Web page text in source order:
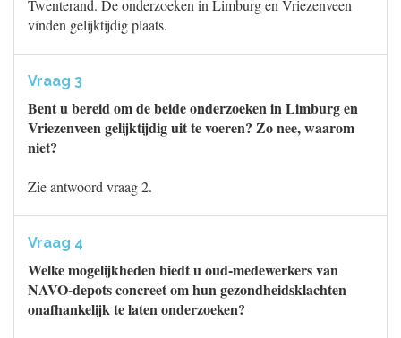
Twenterand. De onderzoeken in Limburg en Vriezenveen
vinden gelijktijdig plaats.
Vraag 3
Bent u bereid om de beide onderzoeken in Limburg en
Vriezenveen gelijktijdig uit te voeren? Zo nee, waarom
niet?
Zie antwoord vraag 2.
Vraag 4
Welke mogelijkheden biedt u oud-medewerkers van
NAVO-depots concreet om hun gezondheidsklachten
onafhankelijk te laten onderzoeken?